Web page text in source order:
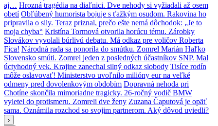
aj… Hrozná tragédia na diaľnici. Dve nehody si vyžiadali až osem
obetí Obľúbený humorista bojuje s ťažkým osudom. Rakovina ho
pripravila o sily. Teraz priznal, prečo ešte nemá dôchodok: „Je to
moja chyba“ Kristína Tormová otvorila horúcu tému. Zárobky
Slovákov vyvolali búrlivú debatu. Má odkaz pre voličov Roberta
Fica! Národná rada sa ponorila do smútku. Zomrel Marián Haľko
Slovensko smúti. Zomrel jeden z posledných účastníkov SNP. Mal
úctyhodný vek. Krajine zanechal silný odkaz slobody Tisíce rodín
môže oslavovať! Ministerstvo uvoľnilo milióny eur na veľké
odmeny pred dovolenkovým obdobím Dopravná nehoda pri
Chotíne skončila mimoriadne tragicky. 26-ročný vodič BMW
vyletel do protismeru. Zomreli dve ženy Zuzana Čaputová je opäť
sama. Oznámila rozchod so svojim partnerom. Aký dôvod uviedli?
›